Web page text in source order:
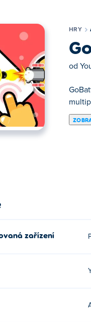
HRY
od
GoBattle. GoBattle
zařízení